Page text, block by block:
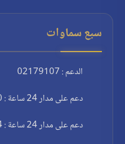
سبع سماوات
الدعم : 02179107
دعم على مدار 24 ساعة : 09152142120
دعم على مدار 24 ساعة : 09127001914